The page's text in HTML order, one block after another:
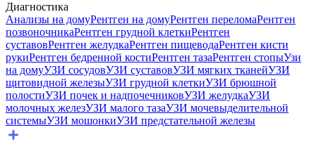
Диагностика
Анализы на домуРентген на домуРентген переломаРентген
позвоночникаРентген грудной клеткиРентген
суставовРентген желудкаРентген пищеводаРентген кисти
рукиРентген бедренной костиРентген тазаРентген стопыУзи
на домуУЗИ сосудовУЗИ суставовУЗИ мягких тканейУЗИ
щитовидной железыУЗИ грудной клеткиУЗИ брюшной
полостиУЗИ почек и надпочечниковУЗИ желудкаУЗИ
молочных железУЗИ малого тазаУЗИ мочевыделительной
системыУЗИ мошонкиУЗИ предстательной железы